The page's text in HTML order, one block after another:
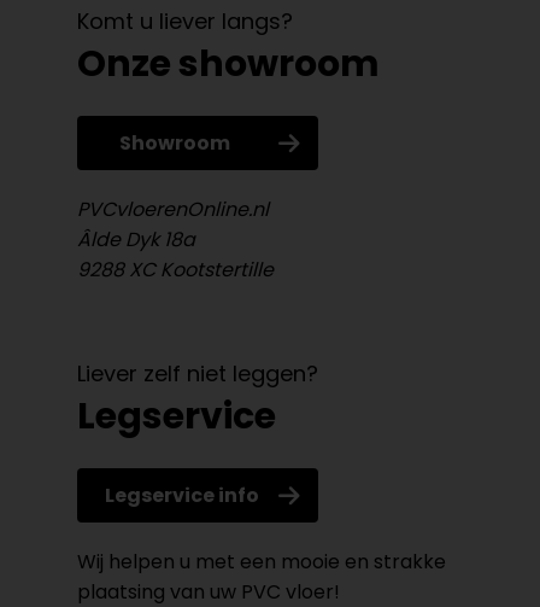
Komt u liever langs?
Onze showroom
Showroom
PVCvloerenOnline.nl
Âlde Dyk 18a
9288 XC Kootstertille
Liever zelf niet leggen?
Legservice
Legservice info
Wij helpen u met een mooie en strakke
plaatsing van uw PVC vloer!